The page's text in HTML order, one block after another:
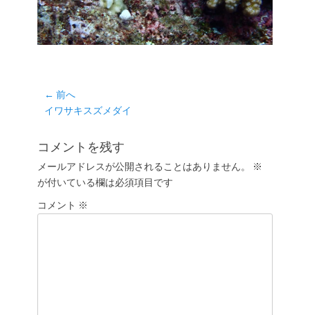
投
稿
ビ
ゲ
ー
シ
← 前へ
前
投
イワサキスズメダイ
コメントを残す
メールアドレスが公開されることはありません。
※
が付いている欄は必須項目です
コメント ※